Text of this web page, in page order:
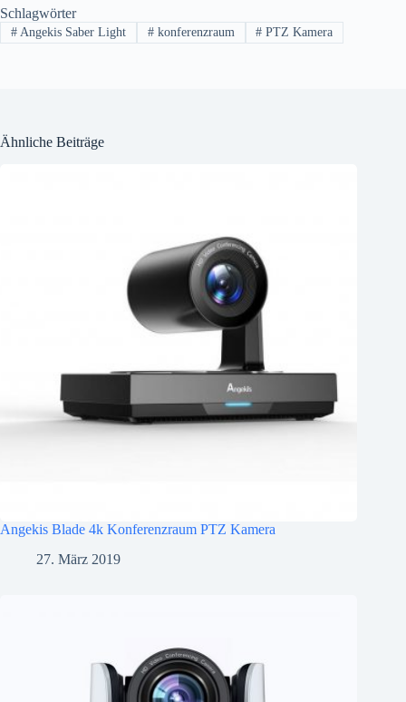
Schlagwörter
#Angekis Saber Light #konferenzraum # PTZ Kamera
Ähnliche Beiträge
Angekis Blade 4k Konferenzraum PTZ Kamera
27. März 2019